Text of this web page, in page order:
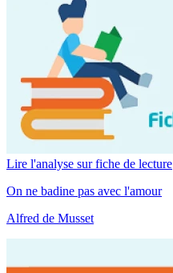
Lire l'analyse sur fiche de lecture
On ne badine pas avec l'amour
Alfred de Musset